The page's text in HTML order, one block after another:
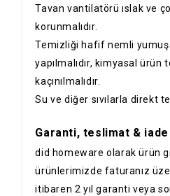
Tavan vantilatörü ıslak ve
korunmalıdır.
Temizliği hafif nemli
yapılmalıdır, kimyasal ürün
kaçınılmalıdır.
Su ve diğer sıvılarla direkt
Garanti, teslimat & iade
did homeware olarak ürün
ürünlerimizde faturanız
itibaren 2 yıl garanti veya